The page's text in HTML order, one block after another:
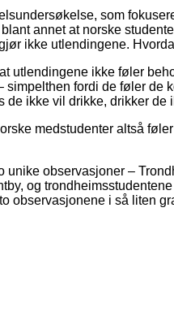
som
annet at norske
ikke utlendingene.
utlendingene ikke føler
simpelthen fordi de føler de
de ikke vil drikke, drikker de
medstudenter altså
unike observasjoner –
og
observasjonene i så liten